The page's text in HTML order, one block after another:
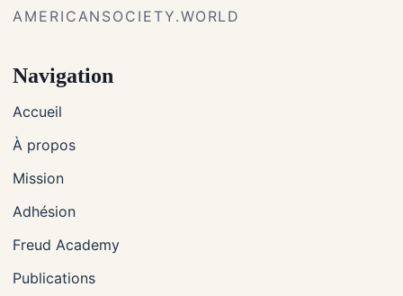
AMERICANSOCIETY.WORLD
Navigation
Accueil
À propos
Mission
Adhésion
Freud Academy
Publications